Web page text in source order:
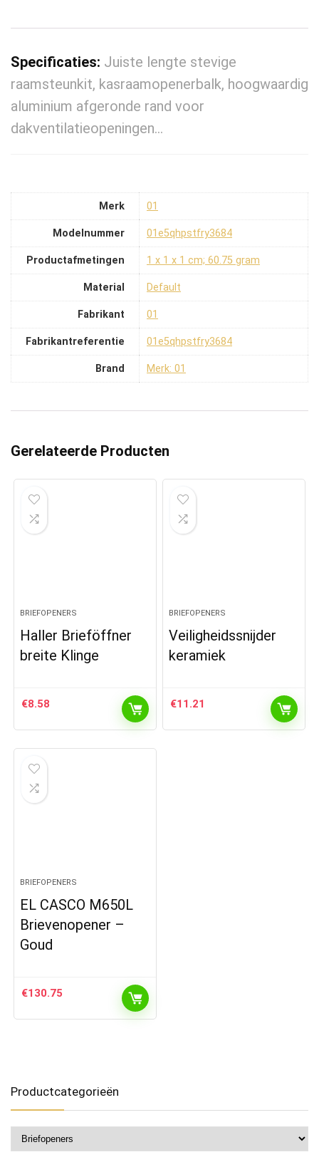
Specificaties: Juiste lengte stevige
raamsteunkit, kasraamopenerbalk, hoogwaardig
aluminium afgeronde rand voor
dakventilatieopeningen…
Merk ‎01
Modelnummer ‎01e5qhpstfry3684
Productafmetingen ‎1 x 1 x 1 cm; 60.75 gram
Material ‎Default
Fabrikant ‎01
Fabrikantreferentie ‎01e5qhpstfry3684
Brand Merk: 01
Gerelateerde Producten
BRIEFOPENERS
Haller Brieföffner
breite Klinge
€8.58
BRIEFOPENERS
Veiligheidssnijder
keramiek
€11.21
BRIEFOPENERS
EL CASCO M650L
Brievenopener –
Goud
€130.75
Productcategorieën